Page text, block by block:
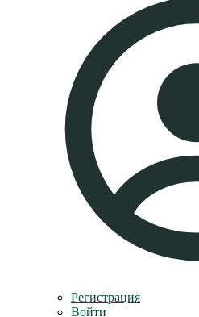
Регистрация
Войти